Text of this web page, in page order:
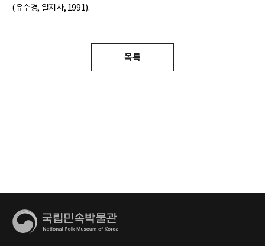
(유수경, 일지사, 1991).
목록